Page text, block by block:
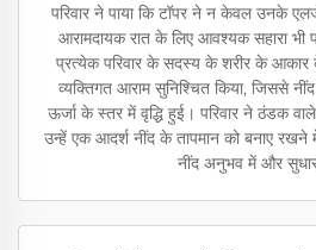
परिवार ने पाया कि टॉपर ने न केवल उनके
आरामदायक रात के लिए आवश्यक सहारा भी
प्रत्येक परिवार के सदस्य के शरीर के
व्यक्तिगत आराम सुनिश्चित किया, जिससे
ऊर्जा के स्तर में वृद्धि हुई। परिवार ने ठंडक
उन्हें एक आदर्श नींद के तापमान को बनाए
नींद अनुभव में और